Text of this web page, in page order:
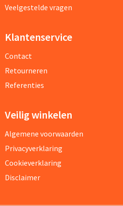
Veelgestelde vragen
Klantenservice
Contact
Retourneren
Referenties
Veilig winkelen
Algemene voorwaarden
Privacyverklaring
Cookieverklaring
Disclaimer